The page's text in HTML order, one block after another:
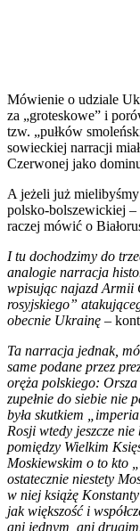
Mówienie o udziale
za „groteskowe” i
tzw. „pułków
sowieckiej narracji
Czerwonej jako
A jeżeli już
polsko-bolszewickiej –
raczej mówić o
I tu dochodzimy do
analogie narracja
wpisując najazd Armii
rosyjskiego”
obecnie Ukrainę –
Ta narracja jednak,
same podane przez
oręża polskiego:
zupełnie do siebie nie
była skutkiem
Rosji wtedy jeszcze
pomiędzy Wielkim
Moskiewskim o to kto
ostatecznie niestety
w niej książę
jak większość i
ani jednym, ani